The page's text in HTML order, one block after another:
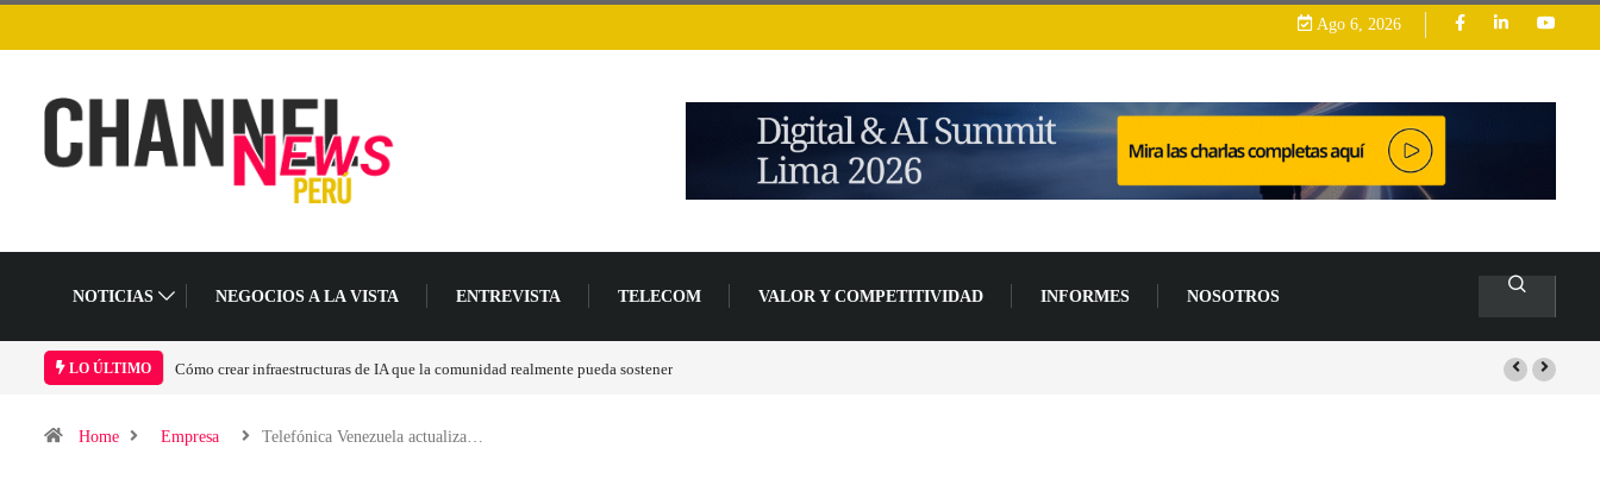
Ago 6, 2026
NOTICIAS NEGOCIOS A LA VISTA ENTREVISTA TELECOM VALOR Y COMPETITIVIDAD INFORMES NOSOTROS
LO ÚLTIMO Cómo crear infraestructuras de IA que la comunidad realmente pueda sostenerLas tarjetas gráficas RDNA 5 ya están en fase avanzada de desarrollo
Home Empresa Telefónica Venezuela actualiza…